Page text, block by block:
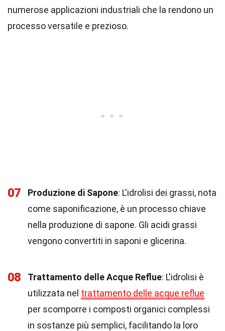
numerose applicazioni industriali che la rendono un
processo versatile e prezioso.
07 Produzione di Sapone: L'idrolisi dei grassi, nota
come saponificazione, è un processo chiave
nella produzione di sapone. Gli acidi grassi
vengono convertiti in saponi e glicerina.
08 Trattamento delle Acque Reflue: L'idrolisi è
utilizzata nel trattamento delle acque reflue
per scomporre i composti organici complessi
in sostanze più semplici, facilitando la loro